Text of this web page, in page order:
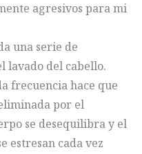
agresivos para mi
una serie de
lavado del cabello.
frecuencia hace que
por el
se desequilibra y el
estresan cada vez